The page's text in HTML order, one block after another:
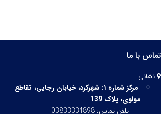
تماس با ما
نشانی:
مرکز شماره ۱: شهرکرد، خیابان رجایی، تقاطع
مولوی، پلاک 139
تلفن تماس: 03833334898